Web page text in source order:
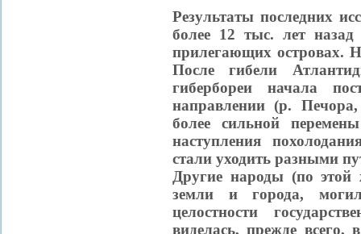
Результаты последних
более 12 тыс. лет
прилегающих островах.
После гибели
гибербореи начала
направлении (р.
более сильной
наступления
стали уходить разными
Другие народы (по
земли и города,
целостности
виделась, прежде всего,